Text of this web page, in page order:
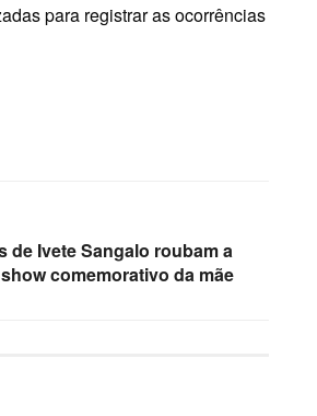
para registrar as ocorrências
de Ivete Sangalo roubam a
comemorativo da mãe